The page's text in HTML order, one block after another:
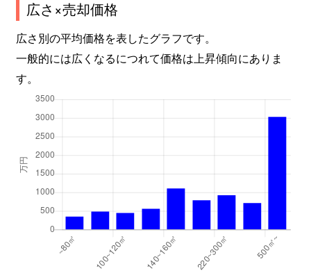
広さ×売却価格
広さ別の平均価格を表したグラフです。
一般的には広くなるにつれて価格は上昇傾向にありま
す。